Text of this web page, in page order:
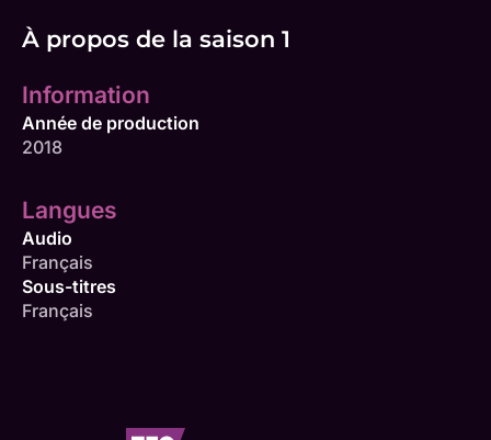
À propos de la saison 1
Information
Année de production
2018
Langues
Audio
Français
Sous-titres
Français